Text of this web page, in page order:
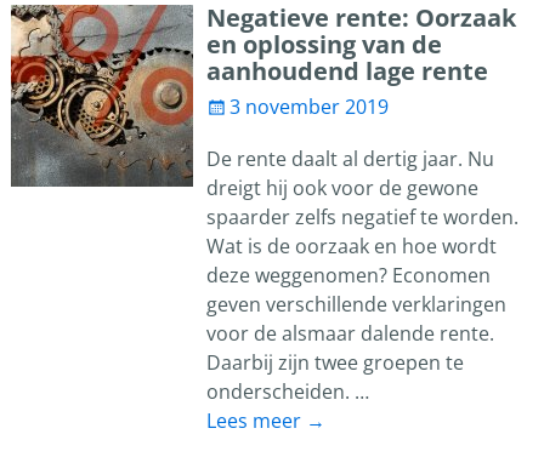
Negatieve rente: Oorzaak
en oplossing van de
aanhoudend lage rente
3 november 2019
De rente daalt al dertig jaar. Nu
dreigt hij ook voor de gewone
spaarder zelfs negatief te worden.
Wat is de oorzaak en hoe wordt
deze weggenomen? Economen
geven verschillende verklaringen
voor de alsmaar dalende rente.
Daarbij zijn twee groepen te
onderscheiden. …
Lees meer →